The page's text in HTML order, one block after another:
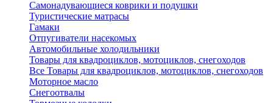
Самонадувающиеся коврики и подушки
Туристические матрасы
Гамаки
Отпугиватели насекомых
Автомобильные холодильники
Товары для квадроциклов, мотоциклов, снегоходов
Все Товары для квадроциклов, мотоциклов, снегоходов
Моторное масло
Снегоотвалы